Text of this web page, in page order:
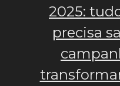
2025:
precisa